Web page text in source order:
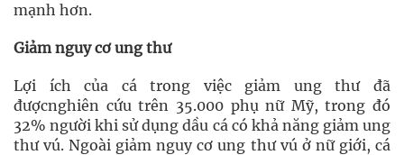
mạnh hơn.
Giảm nguy cơ ung thư
Lợi ích của cá trong việc giảm ung thư đã
đượcnghiên cứu trên 35.000 phụ nữ Mỹ, trong đó
32% người khi sử dụng dầu cá có khả năng giảm ung
thư vú. Ngoài giảm nguy cơ ung thư vú ở nữ giới, cá